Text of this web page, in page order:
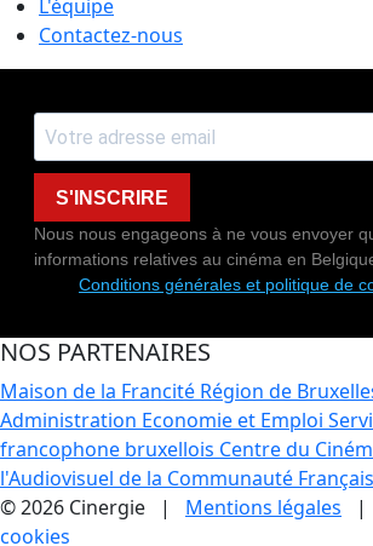
L'équipe
Contactez-nous
S'INSCRIRE
Nous nous engageons à ne vous envoyer
informations relatives au cinéma en
Conditions générales et politique de
NOS PARTENAIRES
Maison de la Francité Région de
Administration Economie et Emploi
francophone bruxellois Centre du
l'Audiovisuel de la Communauté
© 2026 Cinergie | Mentions légales |
cookies